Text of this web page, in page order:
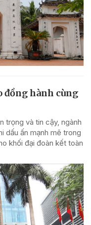
đồng hành cùng
trọng và tin cậy, ngành
dấu ấn mạnh mẽ trong
khối đại đoàn kết toàn